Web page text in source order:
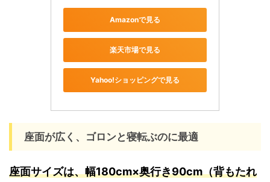
Amazonで見る
楽天市場で見る
Yahoo!ショッピングで見る
座面が広く、ゴロンと寝転ぶのに最適
座面サイズは、幅180cm×奥行き90cm（背もたれ